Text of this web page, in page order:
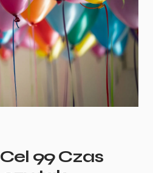
99 Czas